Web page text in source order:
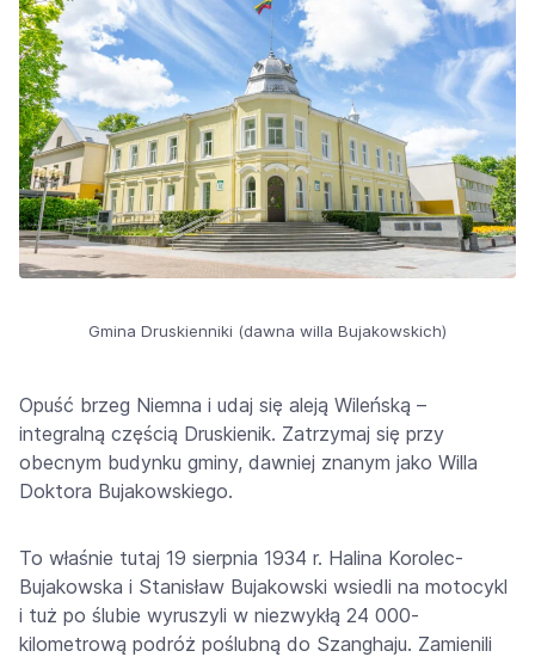
Gmina Druskienniki (dawna willa Bujakowskich)
Opuść brzeg Niemna i udaj się aleją Wileńską –
integralną częścią Druskienik. Zatrzymaj się przy
obecnym budynku gminy, dawniej znanym jako Willa
Doktora Bujakowskiego.
To właśnie tutaj 19 sierpnia 1934 r. Halina Korolec-
Bujakowska i Stanisław Bujakowski wsiedli na motocykl
i tuż po ślubie wyruszyli w niezwykłą 24 000-
kilometrową podróż poślubną do Szanghaju. Zamienili